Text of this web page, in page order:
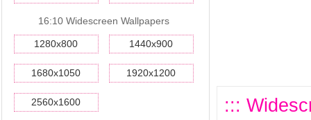
16:10 Widescreen Wallpapers
1280x800 1440x900
1680x1050 1920x1200
2560x1600 :::